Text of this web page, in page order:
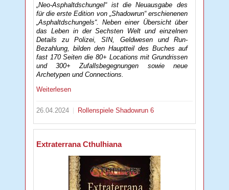
„Neo-Asphaltdschungel“ ist die Neuausgabe des
für die erste Edition von „Shadowrun“ erschienenen
„Asphaltdschungels“. Neben einer Übersicht über
das Leben in der Sechsten Welt und einzelnen
Details zu Polizei, SIN, Geldwesen und Run-
Bezahlung, bilden den Hauptteil des Buches auf
fast 170 Seiten die 80+ Locations mit Grundrissen
und 300+ Zufallsbegegnungen sowie neue
Archetypen und Connections.
Weiterlesen
26.04.2024 RollenspieleShadowrun 6
Extraterrana Cthulhiana